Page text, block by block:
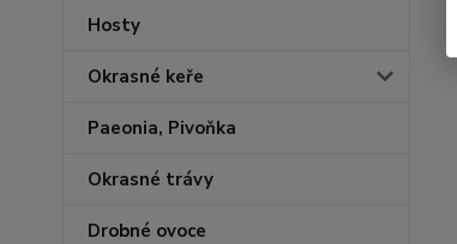
Hosty
Okrasné keře
Paeonia, Pivoňka
Okrasné trávy
Drobné ovoce